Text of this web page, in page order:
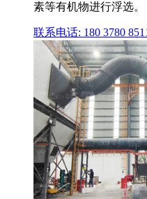
素等有机物进行浮选。
联系电话: 180 3780